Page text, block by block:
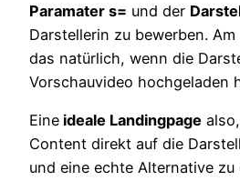
Paramater s= und der
Darstellerin zu bewerben.
das natürlich, wenn die
Vorschauvideo hochgeladen
Eine ideale Landingpage
Content direkt auf die
und eine echte Alternative